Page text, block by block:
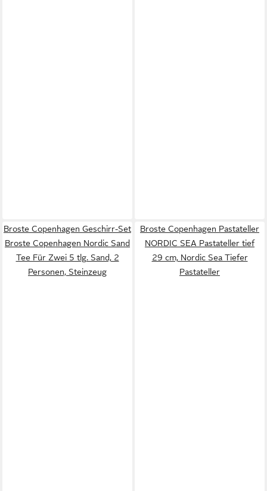
Broste Copenhagen Geschirr-Set
Broste Copenhagen Nordic Sand
Tee Für Zwei 5 tlg. Sand, 2
Personen, Steinzeug
Broste Copenhagen Pastateller
NORDIC SEA Pastateller tief
29 cm, Nordic Sea Tiefer
Pastateller